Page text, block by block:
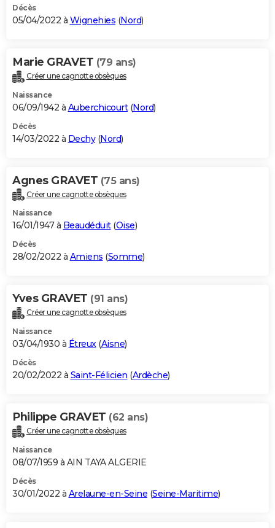
Décès
05/04/2022 à Wignehies (Nord)
Marie GRAVET (79 ans)
Créer une cagnotte obsèques
Naissance
06/09/1942 à Auberchicourt(Nord)
Décès
14/03/2022 à Dechy(Nord)
Agnes GRAVET (75 ans)
Créer une cagnotte obsèques
Naissance
16/01/1947 à Beaudéduit(Oise)
Décès
28/02/2022 à Amiens (Somme)
Yves GRAVET (91 ans)
Créer une cagnotte obsèques
Naissance
03/04/1930 à Étreux(Aisne)
Décès
20/02/2022 à Saint-Félicien (Ardèche)
Philippe GRAVET (62 ans)
Créer une cagnotte obsèques
Naissance
08/07/1959 à AIN TAYA ALGERIE
Décès
30/01/2022 à Arelaune-en-Seine (Seine-Maritime)